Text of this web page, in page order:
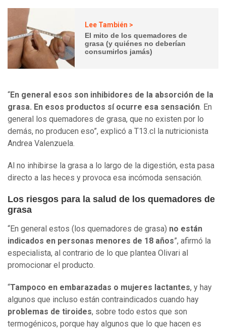
Lee También >
El mito de los quemadores de
grasa (y quiénes no deberían
consumirlos jamás)
“En general esos son inhibidores de la absorción de la
grasa. En esos productos sí ocurre esa sensación. En
general los quemadores de grasa, que no existen por lo
demás, no producen eso”, explicó a T13.cl la nutricionista
Andrea Valenzuela.
Al no inhibirse la grasa a lo largo de la digestión, esta pasa
directo a las heces y provoca esa incómoda sensación.
Los riesgos para la salud de los quemadores de
grasa
“En general estos (los quemadores de grasa) no están
indicados en personas menores de 18 años”, afirmó la
especialista, al contrario de lo que plantea Olivari al
promocionar el producto.
“Tampoco en embarazadas o mujeres lactantes, y hay
algunos que incluso están contraindicados cuando hay
problemas de tiroides, sobre todo estos que son
termogénicos, porque hay algunos que lo que hacen es